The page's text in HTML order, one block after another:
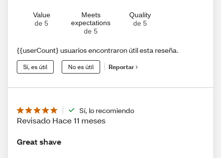
Value
de 5
Meets
expectations
de 5
Quality
de 5
{{userCount} usuarios encontraron útil esta reseña.
Sí, es útil No es útil Reportar
Sí, lo recomiendo
Revisado Hace 11 meses
Great shave